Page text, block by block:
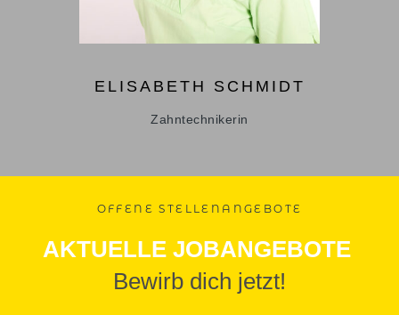
ELISABETH SCHMIDT
Zahntechnikerin
OFFENE STELLENANGEBOTE
AKTUELLE JOBANGEBOTE
Bewirb dich jetzt!